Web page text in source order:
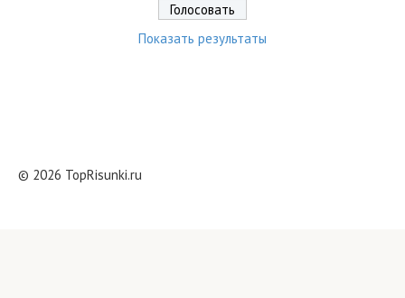
Показать результаты
© 2026 TopRisunki.ru